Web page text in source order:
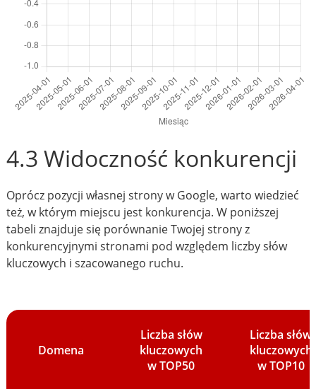
4.3 Widoczność konkurencji
Oprócz pozycji własnej strony w Google, warto wiedzieć
też, w którym miejscu jest konkurencja. W poniższej
tabeli znajduje się porównanie Twojej strony z
konkurencyjnymi stronami pod względem liczby słów
kluczowych i szacowanego ruchu.
Domena
Liczba słów
kluczowych
w TOP50
Liczba słów
kluczowych
w TOP10